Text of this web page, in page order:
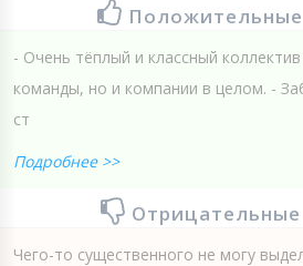
- Очень тёплый и классный
команды, но и компании в целом. -
ст
Подробнее >>
Чего-то существенного не могу